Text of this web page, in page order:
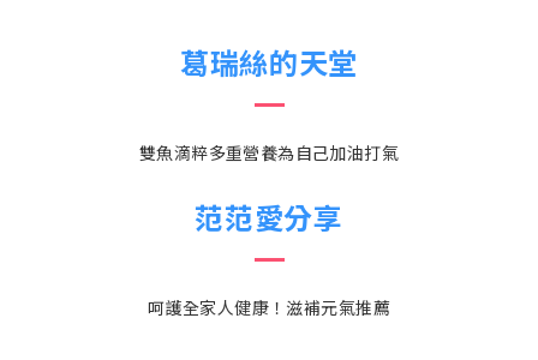
葛瑞絲的天堂
雙魚滴粹多重營養為自己加油打氣
范范愛分享
呵護全家人健康！滋補元氣推薦